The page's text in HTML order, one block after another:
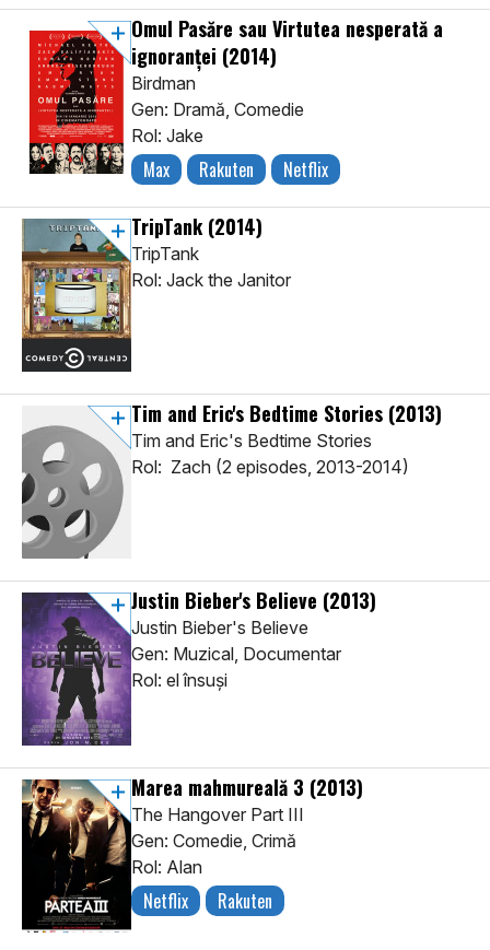
Omul Pasăre sau Virtutea nesperată a
ignoranței (2014)
Birdman
Gen: Dramă, Comedie
Rol: Jake
Max Rakuten Netflix
TripTank (2014)
TripTank
Rol: Jack the Janitor
Tim and Eric's Bedtime Stories (2013)
Tim and Eric's Bedtime Stories
Rol: Zach (2 episodes, 2013-2014)
Justin Bieber's Believe (2013)
Justin Bieber's Believe
Gen: Muzical, Documentar
Rol: el însuşi
Marea mahmureală 3 (2013)
The Hangover Part III
Gen: Comedie, Crimă
Rol: Alan
Netflix Rakuten